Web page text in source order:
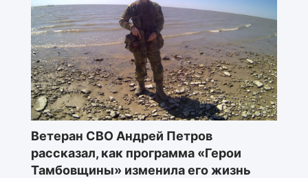
Ветеран СВО Андрей Петров
рассказал, как программа «Герои
Тамбовщины» изменила его жизнь